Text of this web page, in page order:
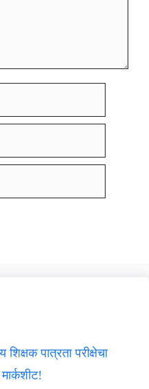
पात्रता परीक्षेचा